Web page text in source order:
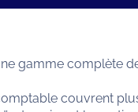
gamme complète
couvrent